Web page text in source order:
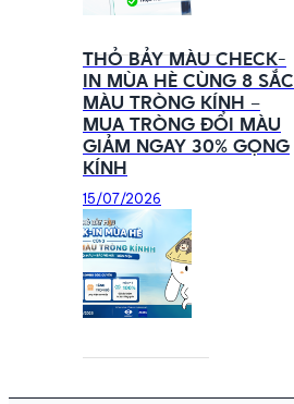
THỎ BẢY MÀU CHECK-
IN MÙA HÈ CÙNG 8 SẮC
MÀU TRÒNG KÍNH –
MUA TRÒNG ĐỔI MÀU
GIẢM NGAY 30% GỌNG
KÍNH
15/07/2026